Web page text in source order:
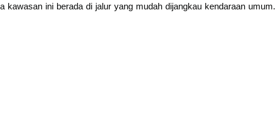
kawasan ini berada di jalur yang mudah dijangkau kendaraan umum.